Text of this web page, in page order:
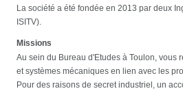
La société a été fondée en 2013 par deux
ISITV).
Missions
Au sein du Bureau d'Etudes à Toulon, vous
et systèmes mécaniques en lien avec les
Pour des raisons de secret industriel, un